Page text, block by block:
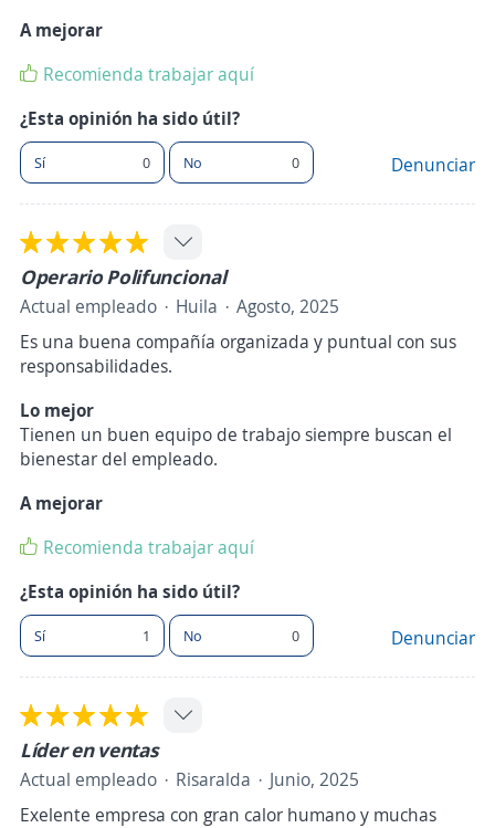
A mejorar
Recomienda trabajar aquí
¿Esta opinión ha sido útil?
Sí 0 No 0 Denunciar
Operario Polifuncional
Actual empleado Huila
Agosto, 2025
Es una buena compañía organizada y puntual con sus
responsabilidades.
Lo mejor
Tienen un buen equipo de trabajo siempre buscan el
bienestar del empleado.
A mejorar
Recomienda trabajar aquí
¿Esta opinión ha sido útil?
Sí 1 No 0 Denunciar
Líder en ventas
Actual empleado Risaralda
Junio, 2025
Exelente empresa con gran calor humano y muchas